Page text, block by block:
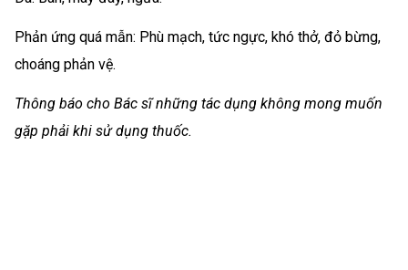
Phản ứng quá mẫn: Phù mạch, tức ngực, khó thở, đỏ bừng,
choáng phản vệ.
Thông báo cho Bác sĩ những tác dụng không mong muốn
gặp phải khi sử dụng thuốc.